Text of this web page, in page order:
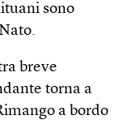
sono
breve
torna a
a bordo